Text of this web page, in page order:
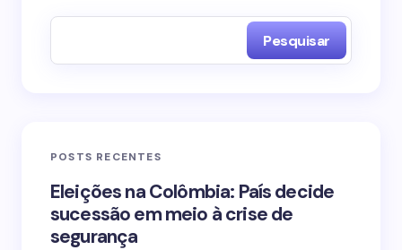
Your Comment *
Pesquisar
POSTS RECENTES
Eleições na Colômbia: País decide
sucessão em meio à crise de
segurança